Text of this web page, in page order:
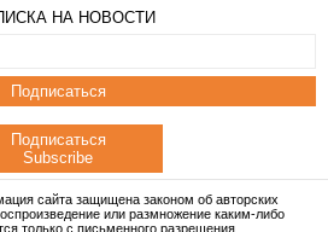
НА НОВОСТИ
Подписаться
Подписаться
Subscribe
сайта защищена законом об авторских
или размножение каким-либо
только с письменного разрешения